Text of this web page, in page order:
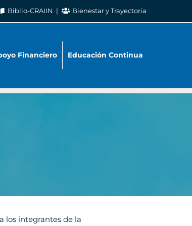
Biblio-CRAIIN Bienestar y Trayectoria
Financiero Educación Continua
los integrantes de la